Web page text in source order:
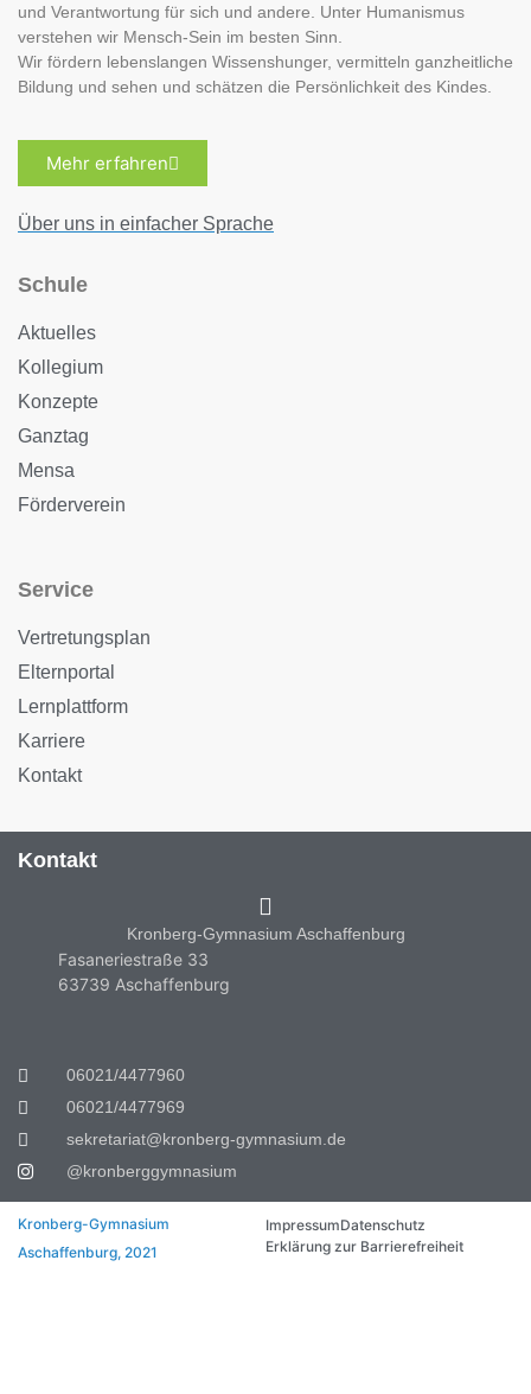
und Verantwortung für sich und andere. Unter Humanismus
verstehen wir Mensch-Sein im besten Sinn.
Wir fördern lebenslangen Wissenshunger, vermitteln ganzheitliche
Bildung und sehen und schätzen die Persönlichkeit des Kindes.
Mehr erfahren
Über uns in einfacher Sprache
Schule
Aktuelles
Kollegium
Konzepte
Ganztag
Mensa
Förderverein
Service
Vertretungsplan
Elternportal
Lernplattform
Karriere
Kontakt
Kontakt
Kronberg-Gymnasium Aschaffenburg
Fasaneriestraße 33
63739 Aschaffenburg
06021/4477960
06021/4477969
sekretariat@kronberg-gymnasium.de
@kronberggymnasium
Kronberg-Gymnasium
Aschaffenburg, 2021
ImpressumDatenschutz
Erklärung zur Barrierefreiheit